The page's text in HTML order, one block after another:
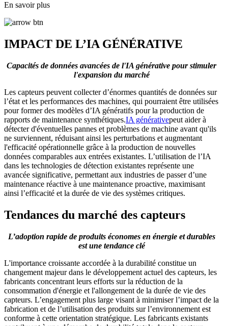
En savoir plus
IMPACT DE L’IA GÉNÉRATIVE
Capacités de données avancées de l'IA générative pour stimuler
l'expansion du marché
Les capteurs peuvent collecter d’énormes quantités de données sur
l’état et les performances des machines, qui pourraient être utilisées
pour former des modèles d’IA génératifs pour la production de
rapports de maintenance synthétiques.IA générativepeut aider à
détecter d'éventuelles pannes et problèmes de machine avant qu'ils
ne surviennent, réduisant ainsi les perturbations et augmentant
l'efficacité opérationnelle grâce à la production de nouvelles
données comparables aux entrées existantes. L’utilisation de l’IA
dans les technologies de détection existantes représente une
avancée significative, permettant aux industries de passer d’une
maintenance réactive à une maintenance proactive, maximisant
ainsi l’efficacité et la durée de vie des systèmes critiques.
Tendances du marché des capteurs
L’adoption rapide de produits économes en énergie et durables
est une tendance clé
L'importance croissante accordée à la durabilité constitue un
changement majeur dans le développement actuel des capteurs, les
fabricants concentrant leurs efforts sur la réduction de la
consommation d'énergie et l'allongement de la durée de vie des
capteurs. L’engagement plus large visant à minimiser l’impact de la
fabrication et de l’utilisation des produits sur l’environnement est
conforme à cette orientation stratégique. Les fabricants existants